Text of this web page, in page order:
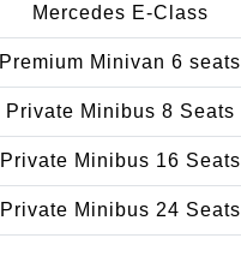
Mercedes E-Class
Premium Minivan 6 seats
Private Minibus 8 Seats
Private Minibus 16 Seats
Private Minibus 24 Seats